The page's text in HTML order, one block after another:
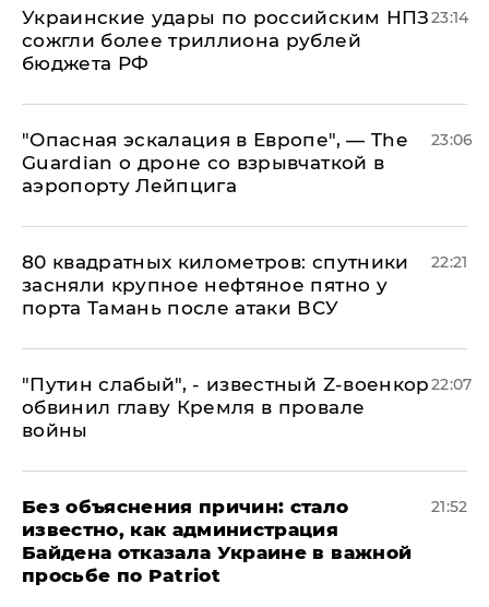
Украинские удары по российским НПЗ
сожгли более триллиона рублей
бюджета РФ
23:14
"Опасная эскалация в Европе", — The
Guardian о дроне со взрывчаткой в
аэропорту Лейпцига
23:06
80 квадратных километров: спутники
засняли крупное нефтяное пятно у
порта Тамань после атаки ВСУ
22:21
​"Путин слабый", - известный Z-военкор
обвинил главу Кремля в провале
войны
22:07
Без объяснения причин: стало
известно, как администрация
Байдена отказала Украине в важной
просьбе по Patriot
21:52